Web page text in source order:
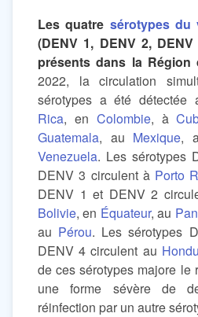
Les quatre sérotypes du
(DENV 1, DENV 2,
présents dans la Région
2022, la circulation
sérotypes a été détectée
Rica, en Colombie, à
Guatemala, au Mexique,
Venezuela. Les sérotypes
DENV 3 circulent à Porto
DENV 1 et DENV 2
Bolivie, en Équateur, au
au Pérou. Les sérotypes
DENV 4 circulent au
de ces sérotypes majore le
une forme sévère de
réinfection par un autre